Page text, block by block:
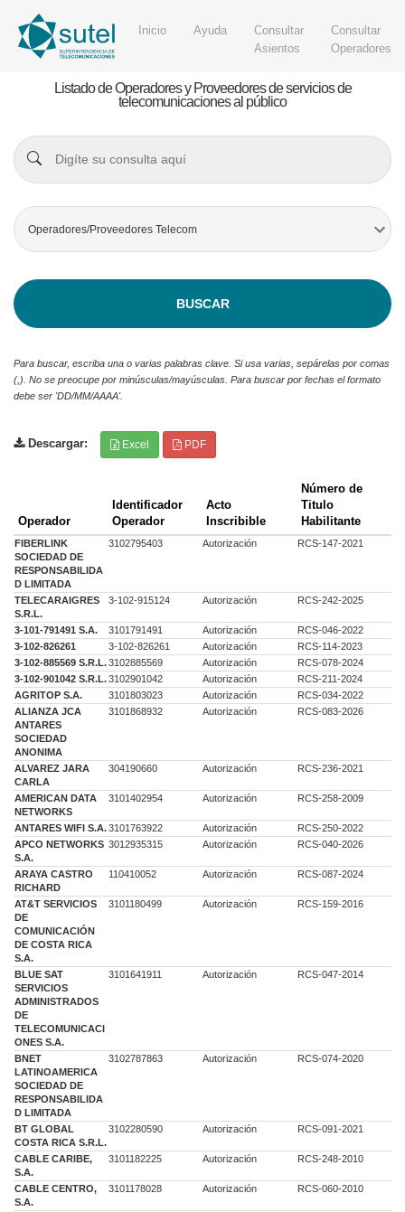
Inicio Ayuda
Consultar
Asientos
Consultar
Operadores
Listado de Operadores y Proveedores de servicios de
telecomunicaciones al público
Para buscar, escriba una o varias palabras clave. Si usa varias, sepárelas por comas
(,). No se preocupe por minúsculas/mayúsculas. Para buscar por fechas el formato
debe ser 'DD/MM/AAAA'.
Descargar: Excel PDF
Operador
Identificador
Operador
Acto
Inscribible
Número de
Titulo
Habilitante
FIBERLINK
SOCIEDAD DE
RESPONSABILIDA
D LIMITADA
3102795403 Autorización RCS-147-2021
TELECARAIGRES
S.R.L.
3-102-915124 Autorización RCS-242-2025
3-101-791491 S.A. 3101791491 Autorización
RCS-046-2022
3-102-826261
3-102-826261 Autorización
RCS-114-2023
3-102-885569 S.R.L.3102885569 Autorización
RCS-078-2024
3-102-901042 S.R.L.3102901042 Autorización
RCS-211-2024
AGRITOP S.A.
3101803023 Autorización
RCS-034-2022
ALIANZA JCA
ANTARES
SOCIEDAD
ANONIMA
3101868932 Autorización RCS-083-2026
ALVAREZ JARA
CARLA
304190660 Autorización RCS-236-2021
AMERICAN DATA
NETWORKS
3101402954 Autorización RCS-258-2009
ANTARES WIFI S.A.3101763922 Autorización
RCS-250-2022
APCO NETWORKS
S.A.
3012935315 Autorización RCS-040-2026
ARAYA CASTRO
RICHARD
110410052 Autorización RCS-087-2024
AT&T SERVICIOS
DE
COMUNICACIÓN
DE COSTA RICA
S.A.
3101180499 Autorización RCS-159-2016
BLUE SAT
SERVICIOS
ADMINISTRADOS
DE
TELECOMUNICACI
ONES S.A.
3101641911 Autorización RCS-047-2014
BNET
LATINOAMERICA
SOCIEDAD DE
RESPONSABILIDA
D LIMITADA
3102787863 Autorización RCS-074-2020
BT GLOBAL
COSTA RICA S.R.L.
3102280590 Autorización RCS-091-2021
CABLE CARIBE,
S.A.
3101182225 Autorización RCS-248-2010
CABLE CENTRO,
S.A.
3101178028 Autorización RCS-060-2010